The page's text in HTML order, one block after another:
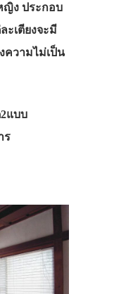
ญิง ประกอบ
ะเตียงจะมี
ความไม่เป็น
แบบ
ร